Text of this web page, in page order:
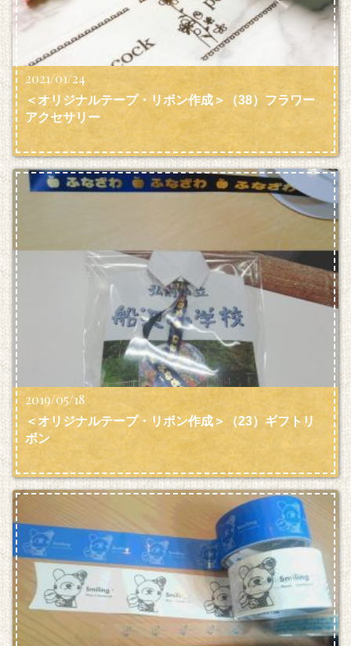
2021/01/24
＜オリジナルテープ・リボン作成＞（38）フラワー
アクセサリー
2019/05/18
＜オリジナルテープ・リボン作成＞（23）ギフトリ
ボン